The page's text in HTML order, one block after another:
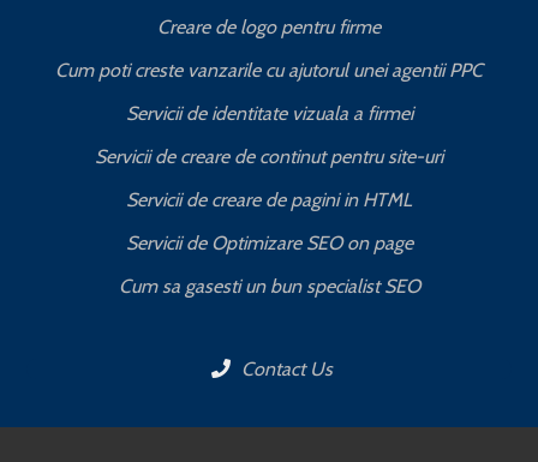
Creare de logo pentru firme
Cum poti creste vanzarile cu ajutorul unei agentii PPC
Servicii de identitate vizuala a firmei
Servicii de creare de continut pentru site-uri
Servicii de creare de pagini in HTML
Servicii de Optimizare SEO on page
Cum sa gasesti un bun specialist SEO
Contact Us